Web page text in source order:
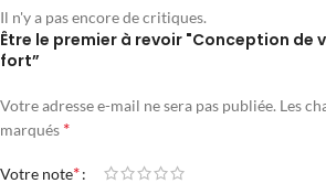
Il n'y a pas encore de critiques.
Être le premier à revoir "Conception de
fort”
Votre adresse e-mail ne sera pas publiée. Les
marqués *
Votre note*